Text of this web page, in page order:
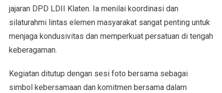
jajaran DPD LDII Klaten. Ia menilai koordinasi dan
silaturahmi lintas elemen masyarakat sangat penting untuk
menjaga kondusivitas dan memperkuat persatuan di tengah
keberagaman.
Kegiatan ditutup dengan sesi foto bersama sebagai
simbol kebersamaan dan komitmen bersama dalam